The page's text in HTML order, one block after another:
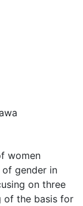
women
of gender in
on three
of the basis for